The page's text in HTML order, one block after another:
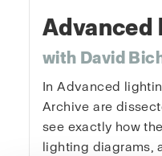
with David
In Advanced
Archive are
see exactly how
lighting diagrams,